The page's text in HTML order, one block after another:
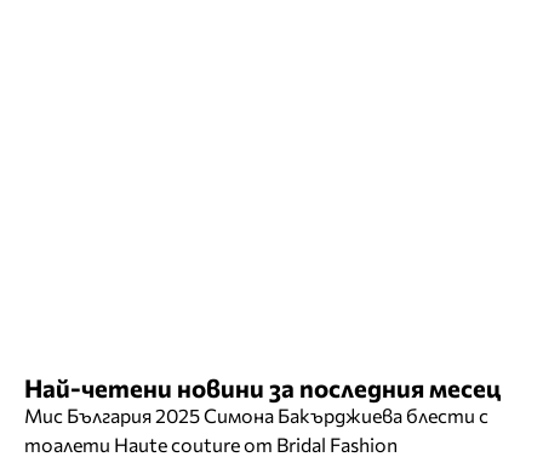
Най-четени новини за последния месец
Мис България 2025 Симона Бакърджиева блести с
тоалети Haute couture от Bridal Fashion